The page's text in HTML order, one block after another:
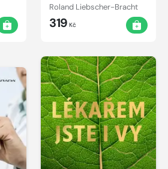
Roland Liebscher-Bracht
319 Kč